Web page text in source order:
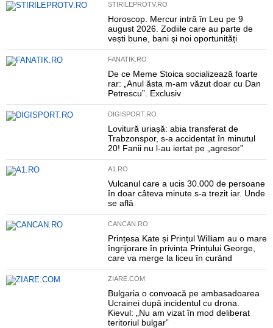
STIRILEPROTV.RO
Horoscop. Mercur intră în Leu pe 9
august 2026. Zodiile care au parte de
vești bune, bani și noi oportunități
FANATIK.RO
De ce Meme Stoica socializează foarte
rar: „Anul ăsta m-am văzut doar cu Dan
Petrescu”. Exclusiv
DIGISPORT.RO
Lovitură uriașă: abia transferat de
Trabzonspor, s-a accidentat în minutul
20! Fanii nu l-au iertat pe „agresor”
A1.RO
Vulcanul care a ucis 30.000 de persoane
în doar câteva minute s-a trezit iar. Unde
se află
CANCAN.RO
Prințesa Kate și Prințul William au o mare
îngrijorare în privința Prințului George,
care va merge la liceu în curând
ZIARE.COM
Bulgaria o convoacă pe ambasadoarea
Ucrainei după incidentul cu drona.
Kievul: „Nu am vizat în mod deliberat
teritoriul bulgar”